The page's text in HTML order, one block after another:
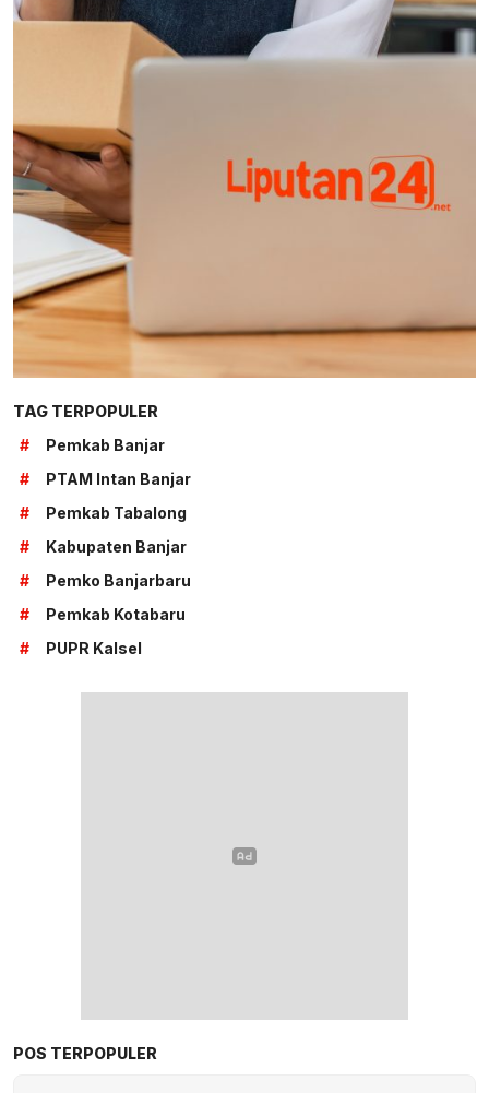
TAG TERPOPULER
#
Pemkab Banjar
#
PTAM Intan Banjar
#
Pemkab Tabalong
#
Kabupaten Banjar
#
Pemko Banjarbaru
#
Pemkab Kotabaru
#
PUPR Kalsel
POS TERPOPULER